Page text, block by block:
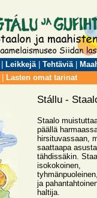
Leikkejä| Tehtäviä|
Lasten omat tarinat
Stállu -
Staalo
päällä
hirsituvassaan,
saattaapa
tähdissäkin.
isokokoinen,
ja
haltija.